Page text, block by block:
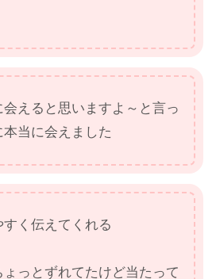
えると思いますよ～と言っ
当に会えました
く伝えてくれる
っとずれてたけど当たって